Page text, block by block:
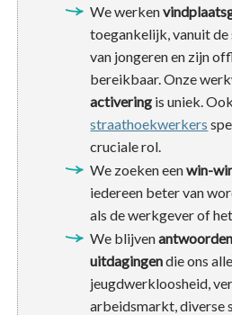
We werken
toegankelijk, vanuit
van jongeren en zijn
bereikbaar. Onze
activering is uniek.
straathoekwerkers
cruciale rol.
We zoeken eenwin-
iedereen beter van
als de werkgever of
We blijven
uitdagingendie ons
jeugdwerkloosheid,
arbeidsmarkt, diverse